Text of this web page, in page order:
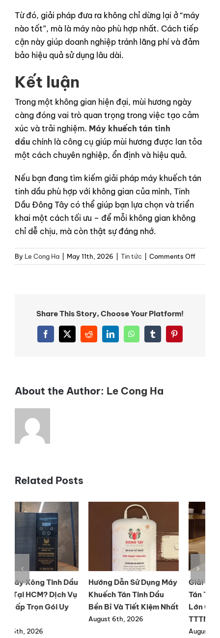
Từ đó, giải pháp đưa ra không chỉ dừng lại ở “máy
nào tốt”, mà là máy nào phù hợp nhất. Cách tiếp
cận này giúp doanh nghiệp tránh lãng phí và đảm
bảo hiệu quả sử dụng lâu dài.
Kết luận
Trong một không gian hiện đại, mùi hương ngày
càng đóng vai trò quan trọng trong việc tạo cảm
xúc và trải nghiệm. Máy khuếch tán tinh
dầu chính là công cụ giúp mùi hương được lan tỏa
một cách chuyên nghiệp, ổn định và hiệu quả.
Nếu bạn đang tìm kiếm giải pháp máy khuếch tán
tinh dầu phù hợp với không gian của mình, Tinh
Dầu Đông Tây có thể giúp bạn lựa chọn và triển
khai một cách tối ưu – để mỗi không gian không
chỉ dễ chịu, mà còn thật sự đáng nhớ.
By Le Cong Ha May 11th, 2026 Tin tức Comments Offon
Máy
Share This Story, Choose Your Platform!
Facebook
X RedditLinkedInWhatsAppTumblrPinterest
About the Author: Le Cong Ha
Related Posts
Hướng Dẫn Sử Dụng Máy
Khuếch Tán Tinh Dầu
Bền Bỉ Và Tiết Kiệm Nhất
Giải Pháp Máy Khuếch
Tán Tinh Dầu Công Suất
Lớn Cho Resort Và
TTTM